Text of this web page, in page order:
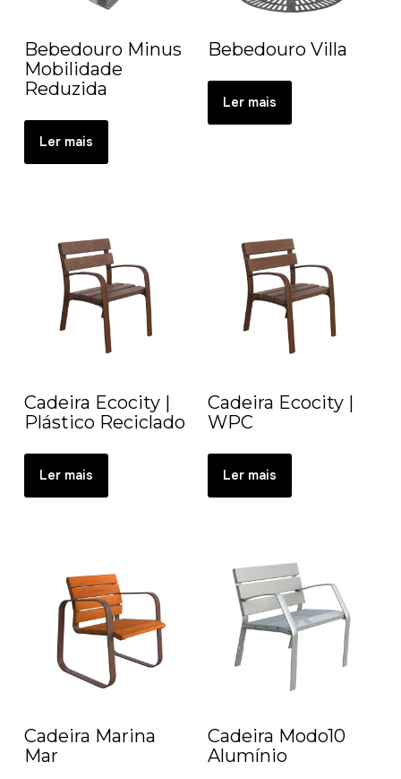
Bebedouro Minus
Mobilidade
Reduzida
Ler mais
Bebedouro Villa
Ler mais
Cadeira Ecocity |
Plástico Reciclado
Ler mais
Cadeira Ecocity |
WPC
Ler mais
Cadeira Marina
Mar
Cadeira Modo10
Alumínio